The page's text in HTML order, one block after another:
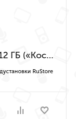
Смартфон Apple iPhone Air 512 ГБ («Космический чёрный» | Space Black) Имеет недостаток в виде невозможности предустановки RuStore
RuStore